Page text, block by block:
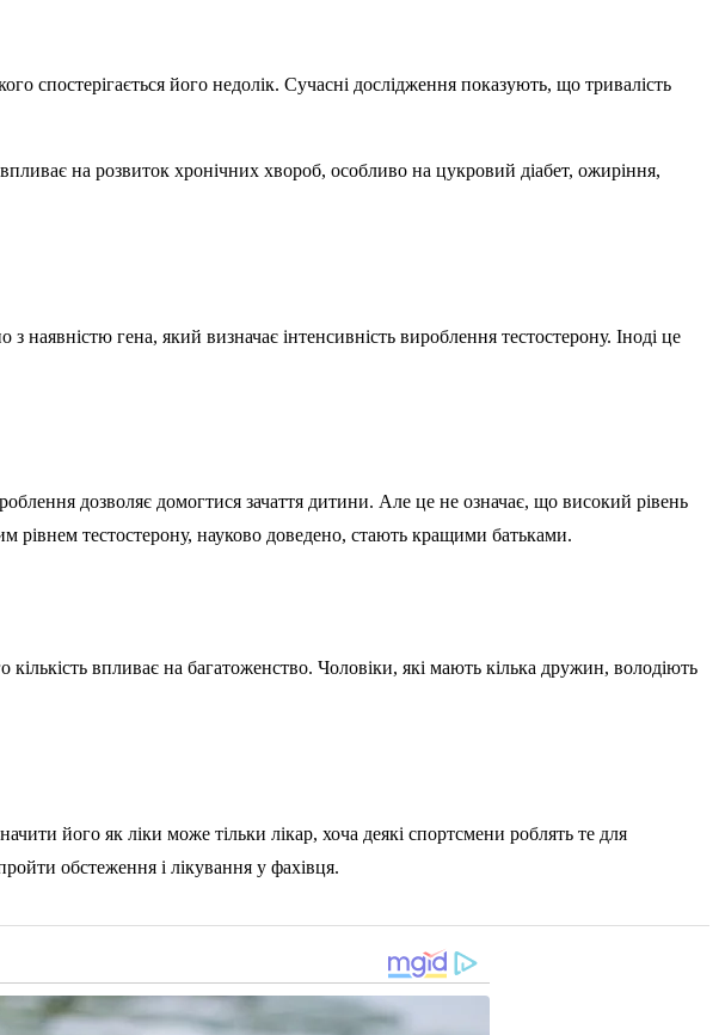
спостерігається його недолік. Сучасні дослідження показують, що тривалість
на розвиток хронічних хвороб, особливо на цукровий діабет, ожиріння,
наявністю гена, який визначає інтенсивність вироблення тестостерону. Іноді це
дозволяє домогтися зачаття дитини. Але це не означає, що високий рівень
рівнем тестостерону, науково доведено, стають кращими батьками.
впливає на багатоженство. Чоловіки, які мають кілька дружин, володіють
його як ліки може тільки лікар, хоча деякі спортсмени роблять те для
обстеження і лікування у фахівця.